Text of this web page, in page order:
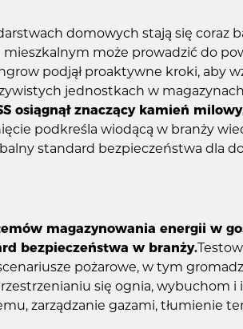
domowych stają się coraz
może prowadzić do
podjął proaktywne kroki,
jednostkach w
osiągnął znaczący kamień
podkreśla wiodącą w branży
standard bezpieczeństwa dla
magazynowania energii w
bezpieczeństwa w branży.
pożarowe, w tym
się ognia,
zarządzanie gazami, tłumienie